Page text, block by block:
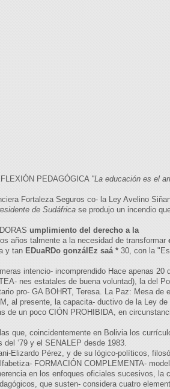
PEDAGÓGICA "La educación es el
Fortaleza Seguros co- la Ley Avelino
de Sudáfrica se produjo un incendio
umplimiento del derecho a la
años talmente a la necesidad de transformar
y tan EDuaRDo gonzálEz saá * 30, con la
intencio- incomprendido Hace apenas
nes estatales de buena voluntad), la del
pro- GA BOHRT, Teresa. La Paz: Mesa
al presente, la capacita- ductivo de la Ley
de un poco CIÓN PROHIBIDA, en
que, coincidentemente en Bolivia los
‘79 y el SENALEP desde 1983.
Elizardo Pérez, y de su lógico-políticos,
FORMACIÓN COMPLEMENTA-
en los enfoques oficiales sucesivos, la
que susten- considera cuatro